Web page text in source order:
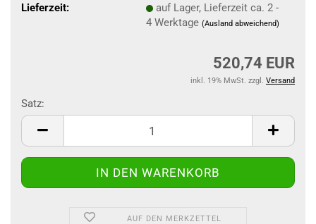
Lieferzeit:
auf Lager, Lieferzeit ca. 2 -
4 Werktage (Ausland abweichend)
520,74 EUR
inkl. 19% MwSt. zzgl. Versand
Satz:
Satz
AUF DEN MERKZETTEL